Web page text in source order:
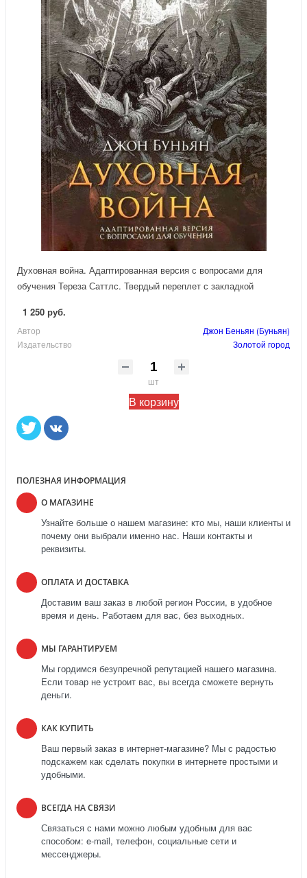
Духовная война. Адаптированная версия с вопросами для
обучения Тереза Саттлс. Твердый переплет с закладкой
1 250 руб.
Автор
Джон Беньян (Буньян)
Издательство
Золотой город
шт
В корзину
ПОЛЕЗНАЯ ИНФОРМАЦИЯ
О МАГАЗИНЕ
Узнайте больше о нашем магазине: кто мы, наши клиенты и
почему они выбрали именно нас. Наши контакты и
реквизиты.
ОПЛАТА И ДОСТАВКА
Доставим ваш заказ в любой регион России, в удобное
время и день. Работаем для вас, без выходных.
МЫ ГАРАНТИРУЕМ
Мы гордимся безупречной репутацией нашего магазина.
Если товар не устроит вас, вы всегда сможете вернуть
деньги.
КАК КУПИТЬ
Ваш первый заказ в интернет-магазине? Мы с радостью
подскажем как сделать покупки в интернете простыми и
удобными.
ВСЕГДА НА СВЯЗИ
Связаться с нами можно любым удобным для вас
способом: e-mail, телефон, социальные сети и
мессенджеры.